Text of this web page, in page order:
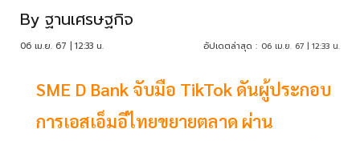
By ฐานเศรษฐกิจ
06 เม.ย. 67 | 12:33 น. อัปเดตล่าสุด : 06 เม.ย. 67 | 12:33 น.
SME D Bank จับมือ TikTok ดันผู้ประกอบ
การเอสเอ็มอีไทยขยายตลาด ผ่าน